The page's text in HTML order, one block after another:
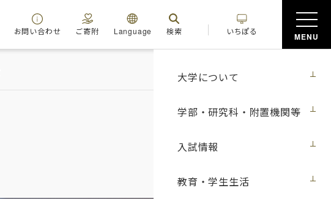
大学について
学部・研究科・附置機関等
入試情報
教育・学生生活
お問い合わせ ご寄附 Language 検索 いちぽる
MENU